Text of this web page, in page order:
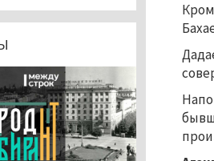
городской
№ 3 Нижнего
которые
в палате
вошь
Тагиле на три